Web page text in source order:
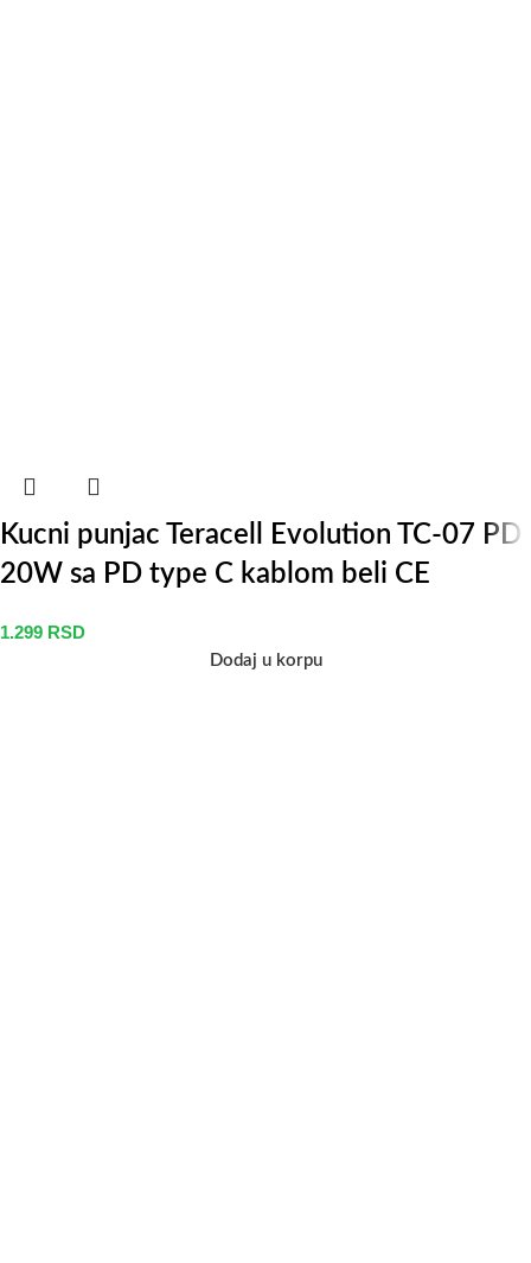
Kucni punjac Teracell Evolution TC-07 PD
20W sa PD type C kablom beli CE
1.299 RSD
Dodaj u korpu